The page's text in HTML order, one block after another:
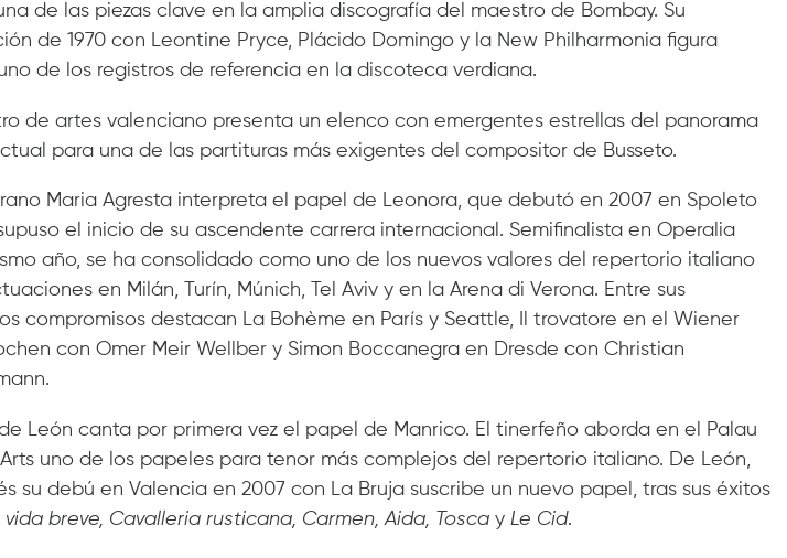
de las piezas clave en la amplia discografía del maestro de Bombay. Su
de 1970 con Leontine Pryce, Plácido Domingo y la New Philharmonia figura
de los registros de referencia en la discoteca verdiana.
de artes valenciano presenta un elenco con emergentes estrellas del panorama
para una de las partituras más exigentes del compositor de Busseto.
Maria Agresta interpreta el papel de Leonora, que debutó en 2007 en Spoleto
el inicio de su ascendente carrera internacional. Semifinalista en Operalia
año, se ha consolidado como uno de los nuevos valores del repertorio italiano
en Milán, Turín, Múnich, Tel Aviv y en la Arena di Verona. Entre sus
compromisos destacan La Bohème en París y Seattle, Il trovatore en el Wiener
con Omer Meir Wellber y Simon Boccanegra en Dresde con Christian
León canta por primera vez el papel de Manrico. El tinerfeño aborda en el Palau
uno de los papeles para tenor más complejos del repertorio italiano. De León,
su debú en Valencia en 2007 con La Bruja suscribe un nuevo papel, tras sus éxitos
vida breve, Cavalleria rusticana, Carmen, Aida, Tosca y Le Cid.